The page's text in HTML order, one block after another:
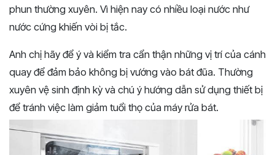
phun thường xuyên. Vì hiện nay có nhiều loại nước như
nước cứng khiến vòi bị tắc.
Anh chị hãy để ý và kiểm tra cẩn thận những vị trí của cánh
quay để đảm bảo không bị vướng vào bát đũa. Thường
xuyên vệ sinh định kỳ và chú ý hướng dẫn sử dụng thiết bị
để tránh việc làm giảm tuổi thọ của máy rửa bát.